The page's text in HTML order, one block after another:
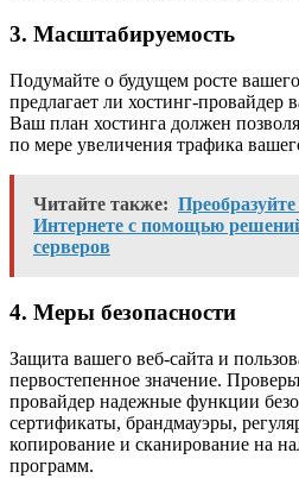
3. Масштабируемость
Подумайте о будущем росте
предлагает ли хостинг-провайдер
Ваш план хостинга должен
по мере увеличения трафика
Читайте также:
Интернете с помощью
серверов
4. Меры безопасности
Защита вашего веб-сайта и
первостепенное значение.
провайдер надежные функции
сертификаты, брандмауэры,
копирование и сканирование на
программ.